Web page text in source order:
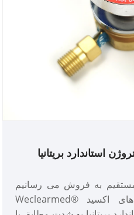
استاندارد بریتانیا
به فروش می رسانیم
Weclearmed® استاندارد بریتانیا خروجی های اکسید